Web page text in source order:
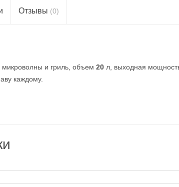
Отзывы (0)
микроволны и гриль, объем 20 л, выходная
каждому.